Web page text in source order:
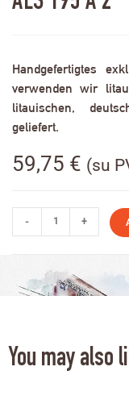
Handgefertigtes
verwenden wir
litauischen,
geliefert.
59,75 € (su
- +
You may also